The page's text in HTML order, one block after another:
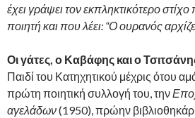
έχει γράψει τον εκπληκτικότερο
ποιητή και που λέει: “Ο ουρανός
Οι γάτες, ο Καβάφης και ο
Παιδί του Κατηχητικού μέχρις ότου
πρώτη ποιητική συλλογή του, την
αγελάδων(1950), πρώην